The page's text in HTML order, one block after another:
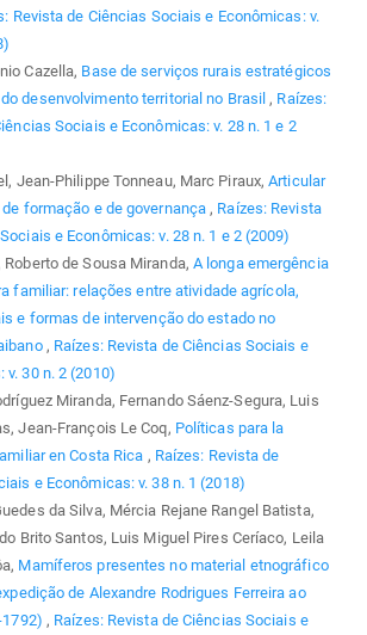
Revista de Ciências Sociais e Econômicas: v.
Cazella, Base de serviços rurais estratégicos
desenvolvimento territorial no Brasil, Raízes:
Sociais e Econômicas: v. 28 n. 1 e 2
Jean-Philippe Tonneau, Marc Piraux,Articular
formação e de governança, Raízes: Revista
e Econômicas: v. 28 n. 1 e 2 (2009)
Roberto de Sousa Miranda, A longa emergência
familiar: relações entre atividade agrícola,
e formas de intervenção do estado no
, Raízes: Revista de Ciências Sociais e
v. 30 n. 2 (2010)
Miranda, Fernando Sáenz-Segura, Luis
Jean-François Le Coq, Políticas para la
en Costa Rica , Raízes: Revista de
e Econômicas: v. 38 n. 1 (2018)
da Silva, Mércia Rejane Rangel Batista,
Brito Santos, Luis Miguel Pires Ceríaco, Leila
Mamíferos presentes no material etnográfico
de Alexandre Rodrigues Ferreira ao
, Raízes: Revista de Ciências Sociais e